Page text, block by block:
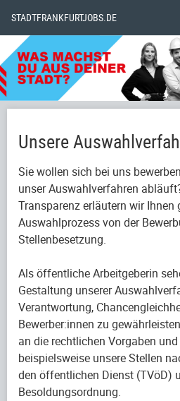
STADTFRANKFURTJOBS.DE
Unsere
Sie wollen sich bei uns
unser Auswahlverfahren
Transparenz erläutern wir Ihnen
Auswahlprozess von der
Stellenbesetzung.
Als öffentliche Arbeitgeberin
Gestaltung unserer
Verantwortung,
Bewerber:innen zu
an die rechtlichen Vorgaben
beispielsweise unsere Stellen
den öffentlichen Dienst (TVöD)
Besoldungsordnung.